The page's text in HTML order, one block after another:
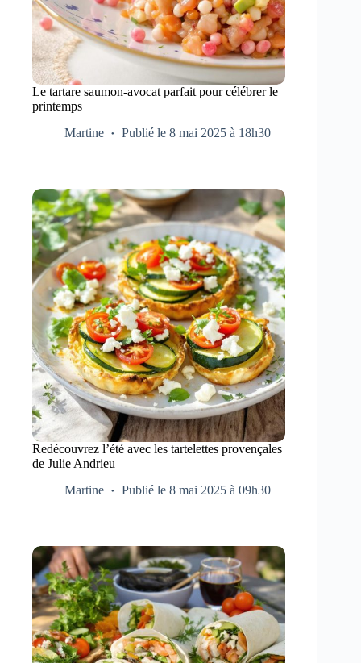
Le tartare saumon-avocat parfait pour célébrer le
printemps
Martine
Publié le 8 mai 2025 à 18h30
Redécouvrez l’été avec les tartelettes provençales
de Julie Andrieu
Martine
Publié le 8 mai 2025 à 09h30